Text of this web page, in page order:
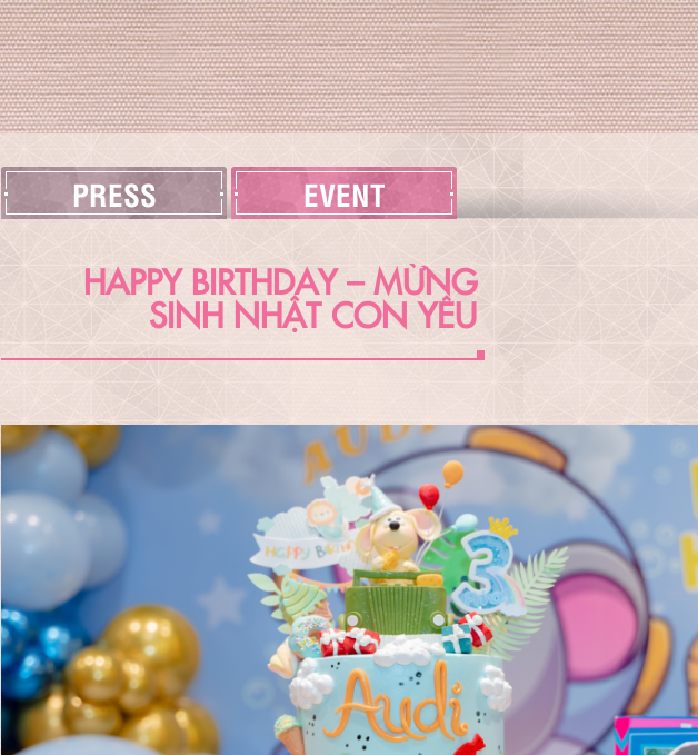
PRESS EVENT
HAPPY BIRTHDAY – MỪNG
SINH NHẬT CON YÊU